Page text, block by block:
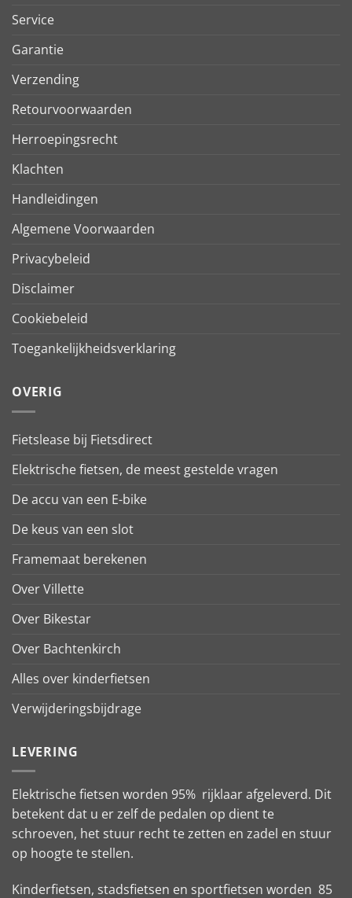
Service
Garantie
Verzending
Retourvoorwaarden
Herroepingsrecht
Klachten
Handleidingen
Algemene Voorwaarden
Privacybeleid
Disclaimer
Cookiebeleid
Toegankelijkheidsverklaring
OVERIG
Fietslease bij Fietsdirect
Elektrische fietsen, de meest gestelde vragen
De accu van een E-bike
De keus van een slot
Framemaat berekenen
Over Villette
Over Bikestar
Over Bachtenkirch
Alles over kinderfietsen
Verwijderingsbijdrage
LEVERING
Elektrische fietsen worden 95% rijklaar afgeleverd. Dit
betekent dat u er zelf de pedalen op dient te
schroeven, het stuur recht te zetten en zadel en stuur
op hoogte te stellen.
Kinderfietsen, stadsfietsen en sportfietsen worden 85